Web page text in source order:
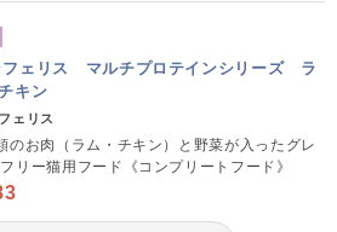
フェリス マルチプロテインシリーズ ラ
キン
ェリス
のお肉（ラム・チキン）と野菜が入ったグレ
リー猫用フード《コンプリートフード》